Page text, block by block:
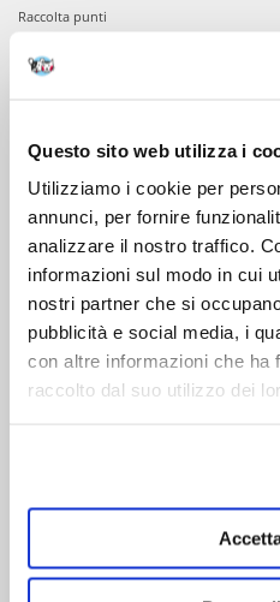
Questo sito web utilizza i
Utilizziamo i cookie per
annunci, per fornire
analizzare il nostro traffico.
informazioni sul modo in cui
nostri partner che si
pubblicità e social media, i
con altre informazioni che ha
raccolto dal suo utilizzo dei
Raccolta punti
Servizio clienti